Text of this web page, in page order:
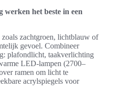
het beste in een
zachtgroen, lichtblauw of
gevoel. Combineer
plafondlicht, taakverlichting
LED-lampen (2700–
ramen om licht te
acrylspiegels voor